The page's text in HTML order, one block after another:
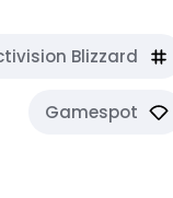
Blizzard
Gamespot